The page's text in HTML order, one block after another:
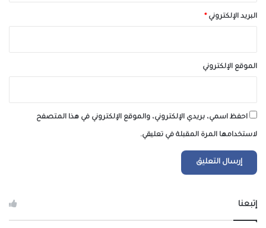
البريد الإلكتروني*
الموقع الإلكتروني
احفظ اسمي، بريدي الإلكتروني، والموقع الإلكتروني في هذا المتصفح
لاستخدامها المرة المقبلة في تعليقي.
إتبعنا